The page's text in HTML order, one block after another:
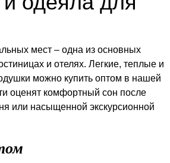
мест – одна из основных
и отелях. Легкие, теплые и
можно купить оптом в нашей
оценят комфортный сон после
или насыщенной экскурсионной